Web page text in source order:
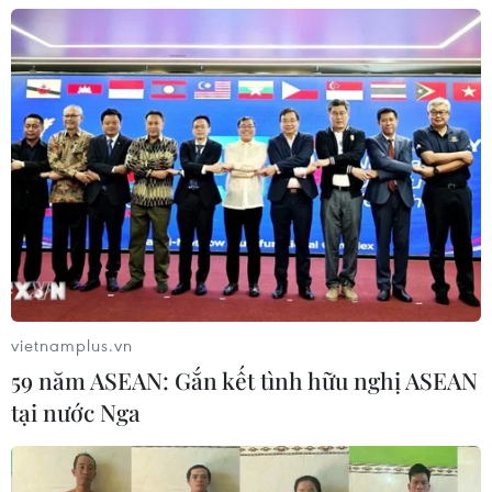
06/08/2026 07:25
Chủ tịch Liên đoàn Bóng đá thế giới
chịu sức ép chưa từng có
06/08/2026 04:12
Futsal Việt Nam bất bại sau trận hòa
khó tin trước chủ nhà Thái Lan
06/08/2026 02:38
Toàn cảnh ASEAN Cup: Thái
Lan "thắng như chẻ tre", thách thức
tuyển Việt Nam
vietnamplus.vn
59 năm ASEAN: Gắn kết tình hữu nghị ASEAN
tại nước Nga